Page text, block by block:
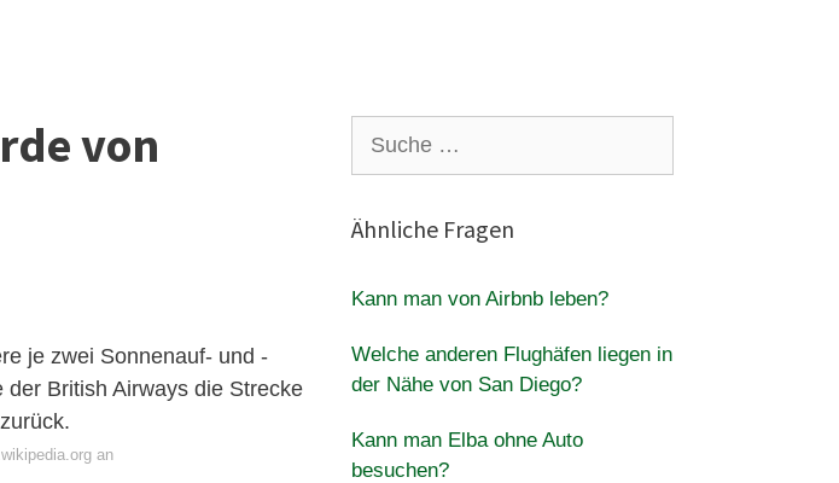
von
je zwei Sonnenauf- und -
British Airways die Strecke
an
nach:
Ähnliche Fragen
Kann man von Airbnb leben?
Welche anderen Flughäfen liegen in
der Nähe von San Diego?
Kann man Elba ohne Auto
besuchen?